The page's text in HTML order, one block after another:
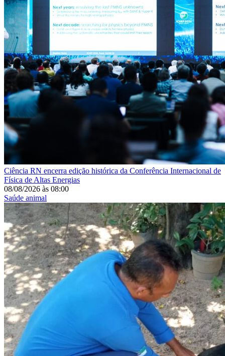
Ciência RN encerra edição histórica da Conferência Internacional de
Física de Altas Energias
08/08/2026 às 08:00
Saúde animal